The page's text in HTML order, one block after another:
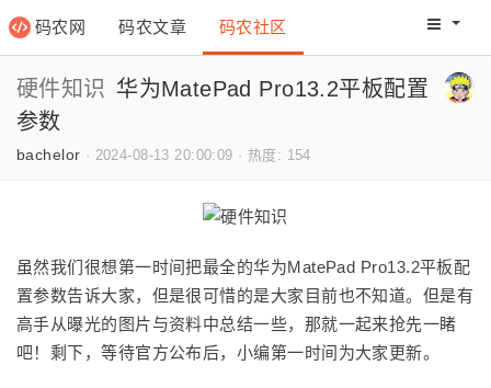
码农网 码农文章 码农社区 码农网
硬件知识 华为MatePad Pro13.2平板配置
参数
bachelor · 2024-08-13 20:00:09 · 热度: 154
虽然我们很想第一时间把最全的华为MatePad Pro13.2平板配
置参数告诉大家，但是很可惜的是大家目前也不知道。但是有
高手从曝光的图片与资料中总结一些，那就一起来抢先一睹
吧！剩下，等待官方公布后，小编第一时间为大家更新。